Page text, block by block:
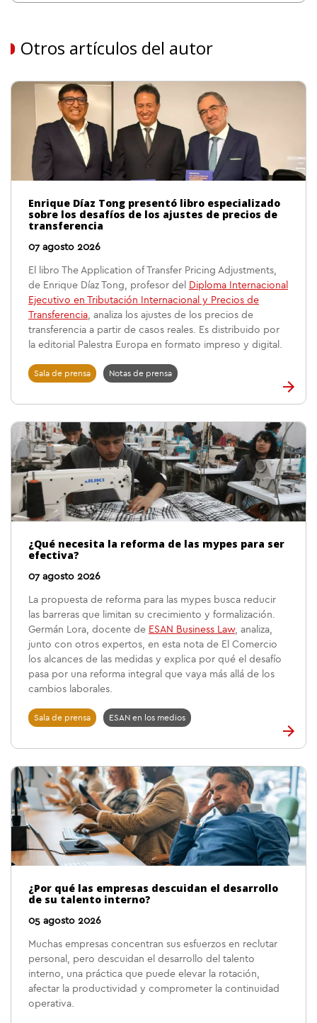
Otros artículos del autor
Enrique Díaz Tong presentó libro especializado
sobre los desafíos de los ajustes de precios de
transferencia
07 agosto 2026
El libro The Application of Transfer Pricing Adjustments,
de Enrique Díaz Tong, profesor del
Diploma Internacional
Ejecutivo en Tributación Internacional y Precios de
Transferencia, analiza los ajustes de los precios de
transferencia a partir de casos reales. Es distribuido por
la editorial Palestra Europa en formato impreso y digital.
Sala de prensa Notas de prensa
¿Qué necesita la reforma de las mypes para ser
efectiva?
07 agosto 2026
La propuesta de reforma para las mypes busca reducir
las barreras que limitan su crecimiento y formalización.
Germán Lora, docente de ESAN Business Law, analiza,
junto con otros expertos, en esta nota de El Comercio
los alcances de las medidas y explica por qué el desafío
pasa por una reforma integral que vaya más allá de los
cambios laborales.
Sala de prensa ESAN en los medios
¿Por qué las empresas descuidan el desarrollo
de su talento interno?
05 agosto 2026
Muchas empresas concentran sus esfuerzos en reclutar
personal, pero descuidan el desarrollo del talento
interno, una práctica que puede elevar la rotación,
afectar la productividad y comprometer la continuidad
operativa.